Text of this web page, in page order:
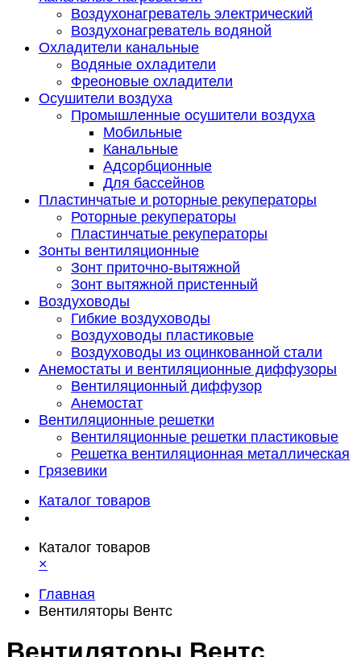
Воздухонагреватель электрический
Воздухонагреватель водяной
Охладители канальные
Водяные охладители
Фреоновые охладители
Осушители воздуха
Промышленные осушители воздуха
Мобильные
Канальные
Адсорбционные
Для бассейнов
Пластинчатые и роторные рекуператоры
Роторные рекуператоры
Пластинчатые рекуператоры
Зонты вентиляционные
Зонт приточно-вытяжной
Зонт вытяжной пристенный
Воздуховоды
Гибкие воздуховоды
Воздуховоды пластиковые
Воздуховоды из оцинкованной стали
Анемостаты и вентиляционные диффузоры
Вентиляционный диффузор
Анемостат
Вентиляционные решетки
Вентиляционные решетки пластиковые
Решетка вентиляционная металлическая
Грязевики
Каталог товаров
Каталог товаров
×
Главная
Вентиляторы Вентс